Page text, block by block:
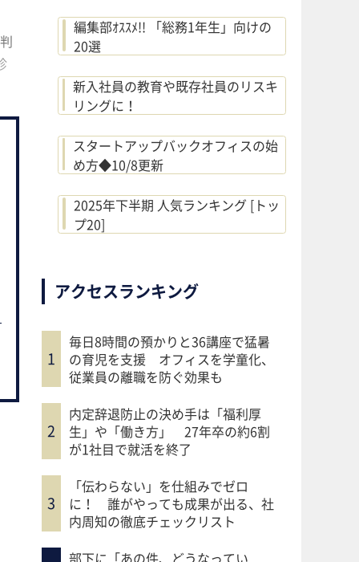
編集部ｵｽｽﾒ!! 「総務1年生」向けの
20選
新入社員の教育や既存社員のリスキ
リングに！
スタートアップバックオフィスの始
め方◆10/8更新
2025年下半期 人気ランキング [トッ
プ20]
アクセスランキング
毎日8時間の預かりと36講座で猛暑
の育児を支援 オフィスを学童化、
従業員の離職を防ぐ効果も
内定辞退防止の決め手は「福利厚
生」や「働き方」 27年卒の約6割
が1社目で就活を終了
「伝わらない」を仕組みでゼロ
に！ 誰がやっても成果が出る、社
内周知の徹底チェックリスト
部下に「あの件、どうなってい